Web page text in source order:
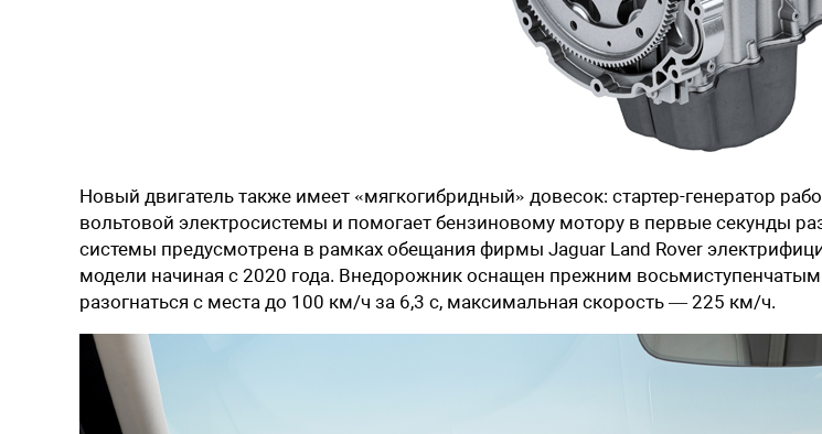
Новый двигатель также имеет «мягкогибридный» довесок: стартер-генератор
вольтовой электросистемы и помогает бензиновому мотору в первые секунды
системы предусмотрена в рамках обещания фирмы Jaguar Land Rover
модели начиная с 2020 года. Внедорожник оснащен прежним
разогнаться с места до 100 км/ч за 6,3 с, максимальная скорость — 225 км/ч.